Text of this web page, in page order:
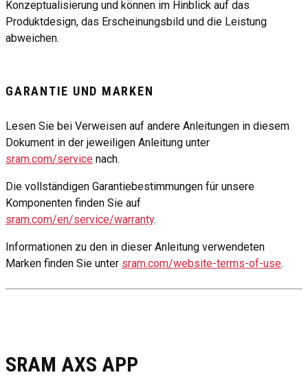
Konzeptualisierung und können im Hinblick auf das
Produktdesign, das Erscheinungsbild und die Leistung
abweichen.
GARANTIE UND MARKEN
Lesen Sie bei Verweisen auf andere Anleitungen in diesem
Dokument in der jeweiligen Anleitung unter
sram.com/service nach.
Die vollständigen Garantiebestimmungen für unsere
Komponenten finden Sie auf
sram.com/en/service/warranty.
Informationen zu den in dieser Anleitung verwendeten
Marken finden Sie unter sram.com/website-terms-of-use.
SRAM AXS APP